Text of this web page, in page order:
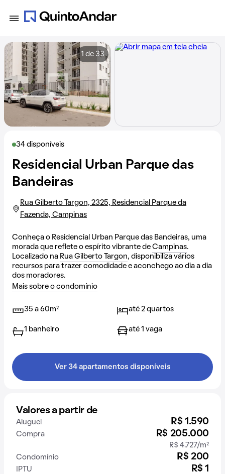
34 disponíveis
Residencial Urban Parque das
Bandeiras
Rua Gilberto Targon, 2325, Residencial Parque da
Fazenda, Campinas
Conheça o Residencial Urban Parque das Bandeiras, uma
morada que reflete o espírito vibrante de Campinas.
Localizado na Rua Gilberto Targon, disponibiliza vários
recursos para trazer comodidade e aconchego ao dia a dia
dos moradores.
Mais sobre o condomínio
35 a 60m² até 2 quartos
1 banheiro até 1 vaga
Ver 34 apartamentos disponíveis
Valores a partir de
Aluguel R$ 1.590
Compra R$ 205.000
R$ 4.727/m²
Condomínio
R$ 200
IPTU R$ 1
1 de 33